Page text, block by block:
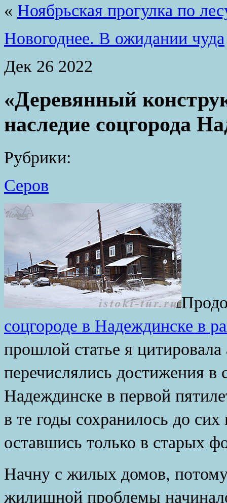
« Ноябрьская прогулка по
Новогоднее. В ожидании чуда
Дек 26 2022
«Деревянный
наследие соцгорода
Рубрики:
Серов
соцгороде в Надеждинске в
прошлой статье я
перечислялись достижения в
Надеждинске в первой
в те годы сохранилось до сих
оставшись только в старых
Начну с жилых домов,
жилищной проблемы